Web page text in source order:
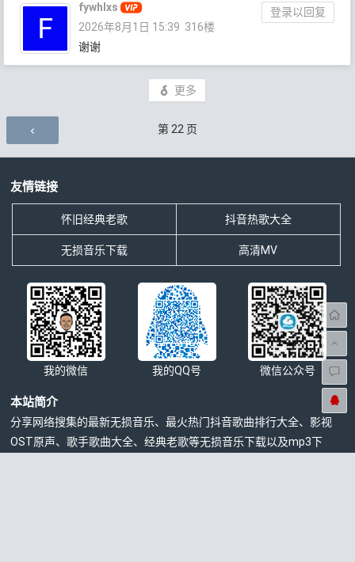
fywhlxs
登录以回复
2026年8月1日 15:39 316楼
谢谢
更多
评论导航 第22页
友情链接
怀旧经典老歌 抖音热歌大全
无损音乐下载 高清MV
我的微信 我的QQ号 微信公众号
本站简介
分享网络搜集的最新无损音乐、最火热门抖音歌曲排行大全、影视
OST原声、歌手歌曲大全、经典老歌等无损音乐下载以及mp3下